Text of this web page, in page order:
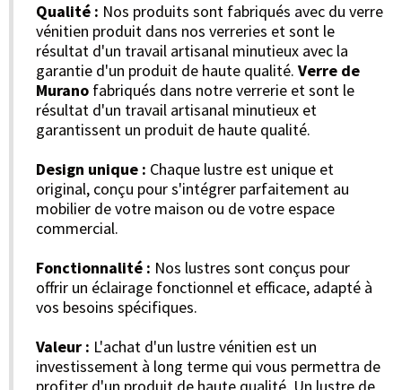
Qualité : Nos produits sont fabriqués avec du verre
vénitien produit dans nos verreries et sont le
résultat d'un travail artisanal minutieux avec la
garantie d'un produit de haute qualité. Verre de
Murano fabriqués dans notre verrerie et sont le
résultat d'un travail artisanal minutieux et
garantissent un produit de haute qualité.
Design unique : Chaque lustre est unique et
original, conçu pour s'intégrer parfaitement au
mobilier de votre maison ou de votre espace
commercial.
Fonctionnalité : Nos lustres sont conçus pour
offrir un éclairage fonctionnel et efficace, adapté à
vos besoins spécifiques.
Valeur : L'achat d'un lustre vénitien est un
investissement à long terme qui vous permettra de